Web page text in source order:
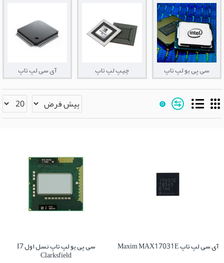
سی پی یو لپ تاپ چیپ لپ تاپ آی سی لپ تاپ
0
آی سی لپ تاپ Maxim MAX17031E سی پی یو لپ تاپ نسل اول I7
Clarksfield